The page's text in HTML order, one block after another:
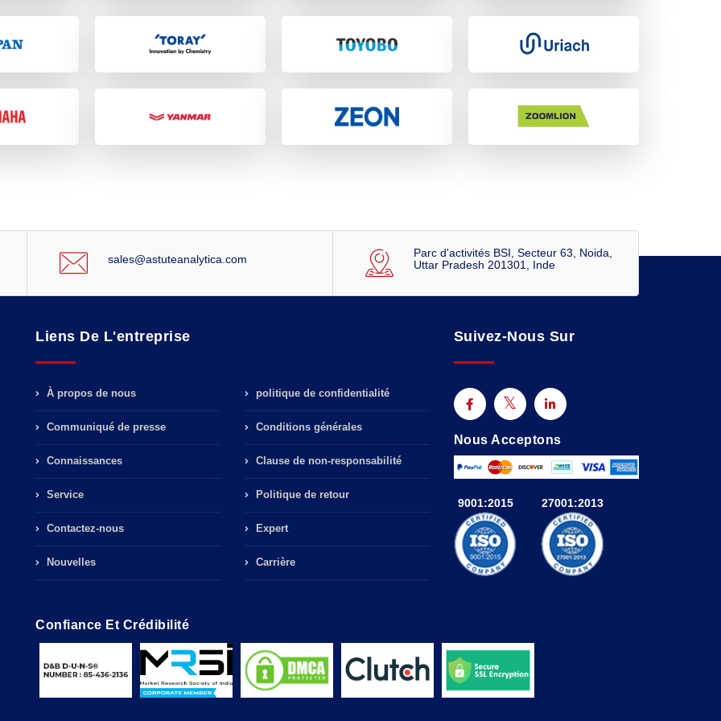
sales@astuteanalytica.com
Parc d'activités BSI, Secteur 63, Noida,
Uttar Pradesh 201301, Inde
Liens De L'entreprise
À propos de nous
Communiqué de presse
Connaissances
Service
Contactez-nous
Nouvelles
politique de confidentialité
Conditions générales
Clause de non-responsabilité
Politique de retour
Expert
Carrière
Suivez-Nous Sur
Nous Acceptons
9001:2015 27001:2013
Confiance Et Crédibilité